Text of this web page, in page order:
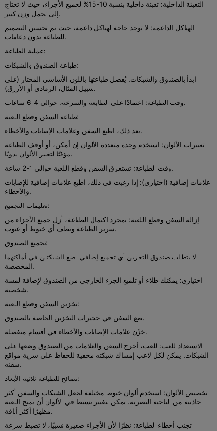
التعبئة الداخلية: تعبئة داخلية بنسبة 10-15% لجميع الأجزاء، حيث لا تحتاج
إلى تحمل وزن كبير.
الهياكل الداعمة: لا توجد حاجة لهياكل داعمة، حيث تم تحسين التصميم
للطباعة بدون دعامات.
عملية الطباعة:
طباعة الصندوق والشبكات:
ابدأ بالصندوق والشبكات. يُفضل طباعتها باللون الأساسي المختار (على
سبيل المثال، الرمادي أو الأزرق).
وقت الطباعة: اعتمادًا على الطابعة والسرعة، حوالي 4-6 ساعات.
طباعة السفن وقطع اللعبة:
بعد ذلك، اطبع السفن وعلامات الإصابات والأخطاء.
تغييرات الألوان: استخدم وحدة متعددة الألوان إن أمكن، أو أوقف الطباعة
مؤقتًا لتغيير الألوان يدويًا.
وقت الطباعة: تستغرق السفن وقطع اللعبة حوالي 1-2 ساعة.
علامات إضافية (اختياري): إذا رغبت في ذلك، اطبع علامات إضافية للإصابات
والأخطاء.
تعليمات التجميع:
إزالة السفن وقطع اللعبة: بمجرد اكتمال الطباعة، أزل جميع الأجزاء من
سرير الطباعة ونظف أي خيوط أو عيوب.
تجميع الصندوق:
لا يتطلب صندوق التخزين أي تجميع إضافي. ضع الشبكتين في أماكنهما
المخصصة.
اختياري: يمكنك طلاء أو تلميع الجزء الخارجي من الصندوق لإضافة لمسة
شخصية.
تخزين السفن وقطع اللعبة:
ضع السفن في حجيرات التخزين الخاصة بالصندوق.
خزّن علامات الإصابات والأخطاء في أقسام منفصلة.
الاستعداد للعب: للعب، أخرج السفن والعلامات من الصندوق وضعها على
الشبكات. يمكن لكل لاعب إمساك شبكته مخفية للحفاظ على سرية مواقع
سفنه.
نصائح للطباعة ثلاثية الأبعاد:
تخصيص الألوان: استخدم ألوان خيوط مختلفة لجعل الشبكات والسفن أكثر
جاذبية من الناحية البصرية. يمكن لتغيير بسيط في الألوان أن يمنح اللعبة
مظهرًا أكثر أناقة.
تجنب أخطاء الطباعة: نظرًا لأن الأجزاء صغيرة نسبيًا، لا تضبط سرعة